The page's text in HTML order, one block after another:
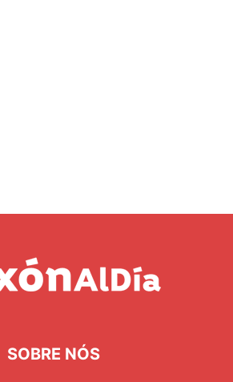
SOBRE NÓS